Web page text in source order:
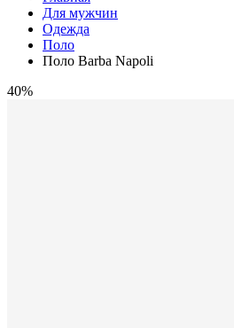
Для мужчин
Одежда
Поло
Поло Barba Napoli
40%